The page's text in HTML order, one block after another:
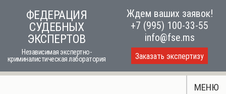
ФЕДЕРАЦИЯ
СУДЕБНЫХ
ЭКСПЕРТОВ
Независимая экспертно-
криминалистическая лаборатория
Ждем ваших заявок!
+7 (995) 100-33-55
info@fse.ms
Заказать экспертизу
МЕНЮ